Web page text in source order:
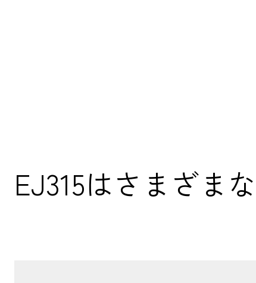
EJ315はさまざま